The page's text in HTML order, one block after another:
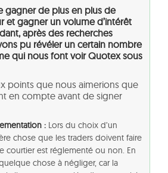
gagner de plus en plus de
et gagner un volume d’intérêt
après des recherches
pu révéler un certain nombre
qui nous font voir Quotex sous
points que nous aimerions que
en compte avant de signer
: Lors du choix d’un
chose que les traders doivent faire
courtier est réglementé ou non. En
chose à négliger, car la